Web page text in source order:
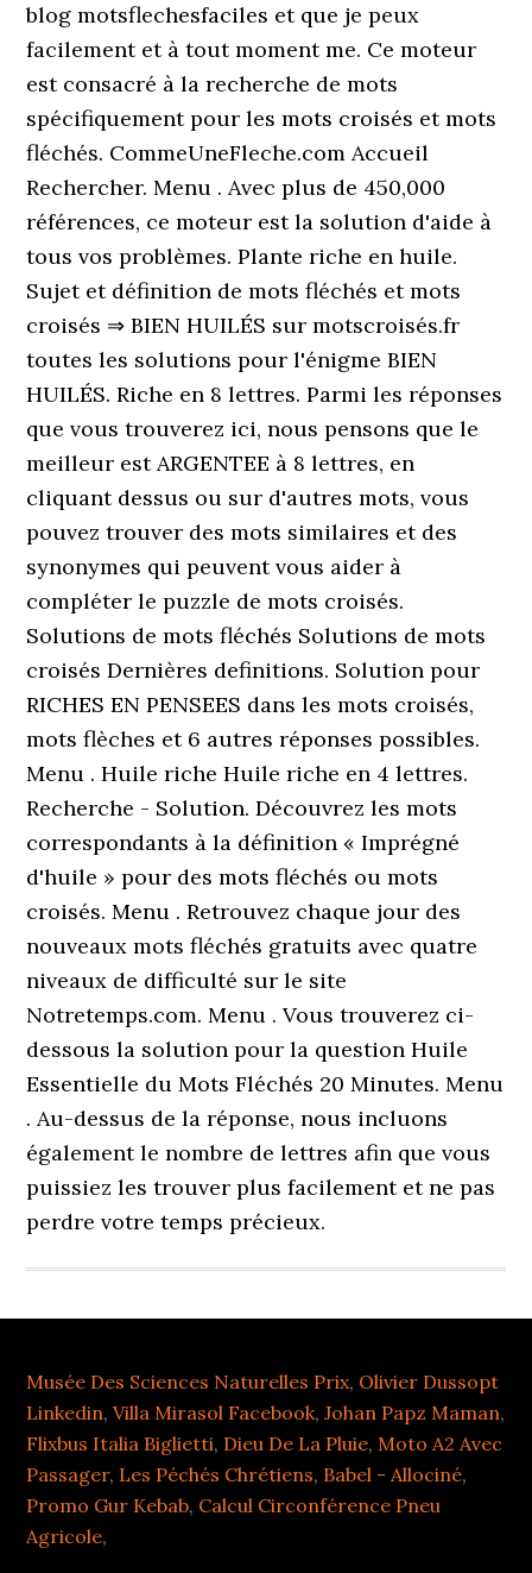
blog motsflechesfaciles et que je peux
facilement et à tout moment me. Ce moteur
est consacré à la recherche de mots
spécifiquement pour les mots croisés et mots
fléchés. CommeUneFleche.com Accueil
Rechercher. Menu . Avec plus de 450,000
références, ce moteur est la solution d'aide à
tous vos problèmes. Plante riche en huile.
Sujet et définition de mots fléchés et mots
croisés ⇒ BIEN HUILÉS sur motscroisés.fr
toutes les solutions pour l'énigme BIEN
HUILÉS. Riche en 8 lettres. Parmi les réponses
que vous trouverez ici, nous pensons que le
meilleur est ARGENTEE à 8 lettres, en
cliquant dessus ou sur d'autres mots, vous
pouvez trouver des mots similaires et des
synonymes qui peuvent vous aider à
compléter le puzzle de mots croisés.
Solutions de mots fléchés Solutions de mots
croisés Dernières definitions. Solution pour
RICHES EN PENSEES dans les mots croisés,
mots flèches et 6 autres réponses possibles.
Menu . Huile riche Huile riche en 4 lettres.
Recherche - Solution. Découvrez les mots
correspondants à la définition « Imprégné
d'huile » pour des mots fléchés ou mots
croisés. Menu . Retrouvez chaque jour des
nouveaux mots fléchés gratuits avec quatre
niveaux de difficulté sur le site
Notretemps.com. Menu . Vous trouverez ci-
dessous la solution pour la question Huile
Essentielle du Mots Fléchés 20 Minutes. Menu
. Au-dessus de la réponse, nous incluons
également le nombre de lettres afin que vous
puissiez les trouver plus facilement et ne pas
perdre votre temps précieux.
Musée Des Sciences Naturelles Prix, Olivier Dussopt
Linkedin,Villa Mirasol Facebook,Johan Papz Maman,
Flixbus Italia Biglietti, Dieu De La Pluie,Moto A2 Avec
Passager, Les Péchés Chrétiens, Babel - Allociné,
Promo Gur Kebab, Calcul Circonférence Pneu
Agricole,